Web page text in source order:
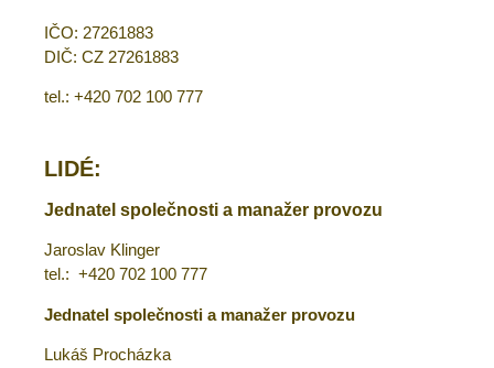
IČO: 27261883
DIČ: CZ 27261883
tel.: +420 702 100 777
LIDÉ:
Jednatel společnosti a manažer provozu
Jaroslav Klinger
tel.: +420 702 100 777
Jednatel společnosti a manažer provozu
Lukáš Procházka